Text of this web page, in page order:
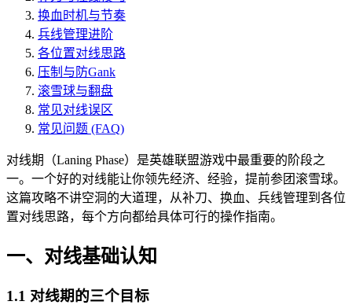
换血时机与节奏
兵线管理进阶
各位置对线思路
压制与防Gank
滚雪球与翻盘
常见对线误区
常见问题 (FAQ)
对线期（Laning Phase）是英雄联盟游戏中最重要的阶段之
一。一个好的对线能让你领先经济、经验，提前参团滚雪球。
这篇攻略不讲空洞的大道理，从补刀、换血、兵线管理到各位
置对线思路，每个方向都给具体可行的操作指南。
一、对线基础认知
1.1 对线期的三个目标